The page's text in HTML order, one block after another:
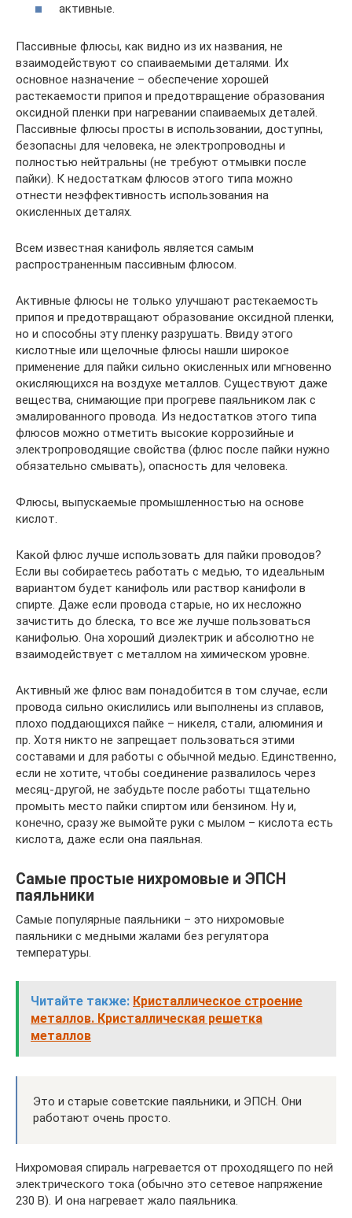
активные.
Пассивные флюсы, как видно из их названия, не
взаимодействуют со спаиваемыми деталями. Их
основное назначение – обеспечение хорошей
растекаемости припоя и предотвращение образования
оксидной пленки при нагревании спаиваемых деталей.
Пассивные флюсы просты в использовании, доступны,
безопасны для человека, не электропроводны и
полностью нейтральны (не требуют отмывки после
пайки). К недостаткам флюсов этого типа можно
отнести неэффективность использования на
окисленных деталях.
Всем известная канифоль является самым
распространенным пассивным флюсом.
Активные флюсы не только улучшают растекаемость
припоя и предотвращают образование оксидной пленки,
но и способны эту пленку разрушать. Ввиду этого
кислотные или щелочные флюсы нашли широкое
применение для пайки сильно окисленных или мгновенно
окисляющихся на воздухе металлов. Существуют даже
вещества, снимающие при прогреве паяльником лак с
эмалированного провода. Из недостатков этого типа
флюсов можно отметить высокие коррозийные и
электропроводящие свойства (флюс после пайки нужно
обязательно смывать), опасность для человека.
Флюсы, выпускаемые промышленностью на основе
кислот.
Какой флюс лучше использовать для пайки проводов?
Если вы собираетесь работать с медью, то идеальным
вариантом будет канифоль или раствор канифоли в
спирте. Даже если провода старые, но их несложно
зачистить до блеска, то все же лучше пользоваться
канифолью. Она хороший диэлектрик и абсолютно не
взаимодействует с металлом на химическом уровне.
Активный же флюс вам понадобится в том случае, если
провода сильно окислились или выполнены из сплавов,
плохо поддающихся пайке – никеля, стали, алюминия и
пр. Хотя никто не запрещает пользоваться этими
составами и для работы с обычной медью. Единственно,
если не хотите, чтобы соединение развалилось через
месяц-другой, не забудьте после работы тщательно
промыть место пайки спиртом или бензином. Ну и,
конечно, сразу же вымойте руки с мылом – кислота есть
кислота, даже если она паяльная.
Самые простые нихромовые и ЭПСН
паяльники
Самые популярные паяльники – это нихромовые
паяльники с медными жалами без регулятора
температуры.
Читайте также: Кристаллическое строение
металлов. Кристаллическая решетка
металлов
Это и старые советские паяльники, и ЭПСН. Они
работают очень просто.
Нихромовая спираль нагревается от проходящего по ней
электрического тока (обычно это сетевое напряжение
230 В). И она нагревает жало паяльника.